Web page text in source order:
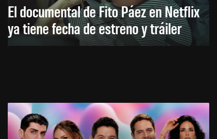
El documental de Fito Páez en Netflix
ya tiene fecha de estreno y tráiler